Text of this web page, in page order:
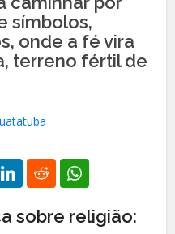
símbolos,
onde a fé vira
terreno fértil de
sobre religião: